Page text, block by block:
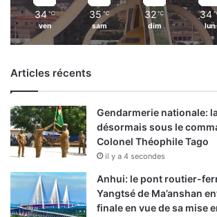
34 ℃
ven
35 ℃
sam
32 ℃
dim
34
lun
Articles récents
Gendarmerie nationale:
désormais sous le
Colonel Théophile Tago
il y a 4 secondes
Anhui: le pont routier-
Yangtsé de Ma’anshan
finale en vue de sa mise